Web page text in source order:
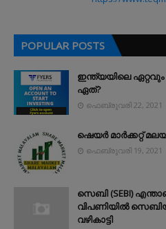
POPULAR POSTS
ഇന്ത്യയിലെ ഏറ്റവും
ഏത്?
ഫെബ്രുവരി 22, 2021
ഷെയർ മാർക്കറ്റ്
ഫെബ്രുവരി 19, 2021
സെബി (SEBI)
വിപണിയിൽ
വഴികാട്ടി